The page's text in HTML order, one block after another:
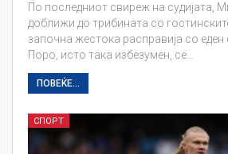
По последниот свиреж на судијата,
доближи до трибината со
започна жестока расправија со еден
Поро, исто така избезумен, се…
ПОВЕЌЕ...
СПОРТ